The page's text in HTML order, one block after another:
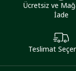
Ücretsiz ve
İade
Teslimat